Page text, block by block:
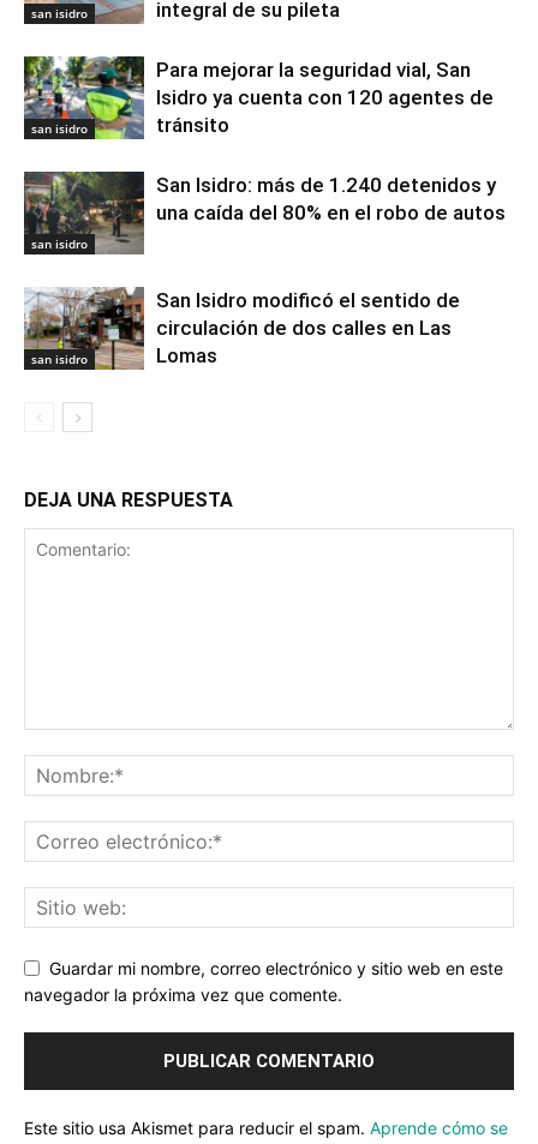
san isidro integral de su pileta
san isidro
Para mejorar la seguridad vial, San
Isidro ya cuenta con 120 agentes de
tránsito
san isidro
San Isidro: más de 1.240 detenidos y
una caída del 80% en el robo de autos
san isidro
San Isidro modificó el sentido de
circulación de dos calles en Las
Lomas
DEJA UNA RESPUESTA
Guardar mi nombre, correo electrónico y sitio web en este
navegador la próxima vez que comente.
Este sitio usa Akismet para reducir el spam. Aprende cómo se